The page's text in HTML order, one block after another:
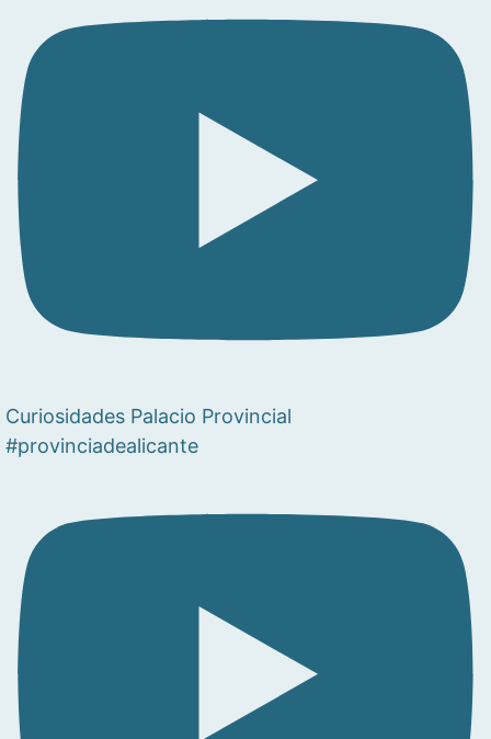
Curiosidades Palacio Provincial
#provinciadealicante